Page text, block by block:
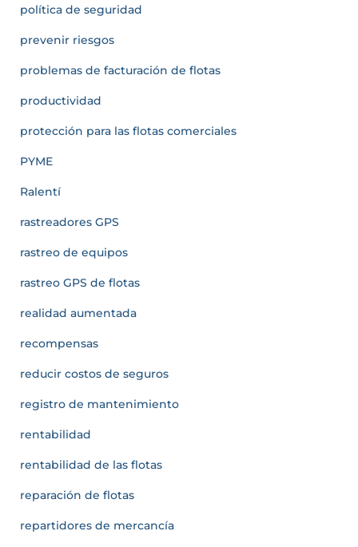
política de seguridad
prevenir riesgos
problemas de facturación de flotas
productividad
protección para las flotas comerciales
PYME
Ralentí
rastreadores GPS
rastreo de equipos
rastreo GPS de flotas
realidad aumentada
recompensas
reducir costos de seguros
registro de mantenimiento
rentabilidad
rentabilidad de las flotas
reparación de flotas
repartidores de mercancía